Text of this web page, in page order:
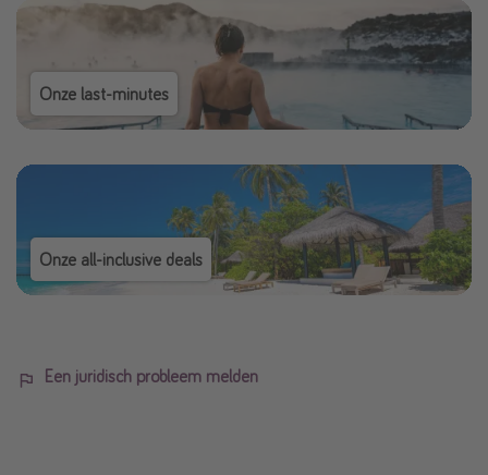
Onze last-minutes
Onze all-inclusive deals
Een juridisch probleem melden